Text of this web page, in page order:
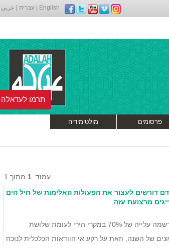
English עברית عربي
פרסומים מולטימידיה
תרמו לעדאלה
עמוד: 1 מתוך 1
אדם דורשים לעצור את הפעולות האלימות של חיל הים
מרצועת עזה
בחודש אפריל נרשמה עלייה של 70% במקרי הירי לעומת שלושת
של השנה, וזאת על רקע אי הוודאות הכלכלית לנוכח